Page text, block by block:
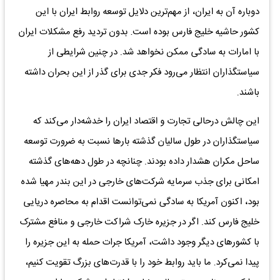
دوباره آن به ایران، از مهم‌ترین دلایل توسعه روابط ایران با این
کشور حاشیه خلیج فارس بوده است. بدون تردید رفع مشکلات ایران
با امارات به سادگی ممکن نخواهد شد. در چنین شرایطی از
سیاستگذاران انتظار می‌رود فکر جدی برای گذر از این بحران داشته
باشند.
این چالش درحالی تجارت و اقتصاد ایران را خدشه‌دار می‌کند که
سیاستگذاران در طول سالیان گذشته بارها نسبت به ضرورت توسعه
ساحل مکران هشدار داده بودند. چنانچه در طول دهه‌های گذشته
امکانی برای جذب سرمایه شرکت‌های خارجی در این بندر مهیا شده
بود، اکنون آمریکا به سادگی نمی‌توانست اقدام به محاصره دریایی
خلیج فارس کند. اگر در جزیره خارک شراکت خارجی و منافع مشترک
با کشورهای دیگر وجود داشت، آمریکا جرات حمله به این جزیره را
پیدا نمی‌کرد. ما باید روابط خود را با قدرت‌های بزرگ تقویت کنیم،